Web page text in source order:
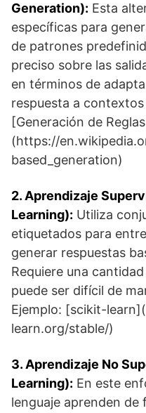
Generation): Esta
específicas para
de patrones
preciso sobre las
en términos de
respuesta a
[Generación de
(https://
based_generation)
2. Aprendizaje
Learning): Utiliza
etiquetados para
generar respuestas
Requiere una
puede ser difícil de
Ejemplo: [scikit-
learn.org/stable/)
3. Aprendizaje No
Learning): En este
lenguaje aprenden